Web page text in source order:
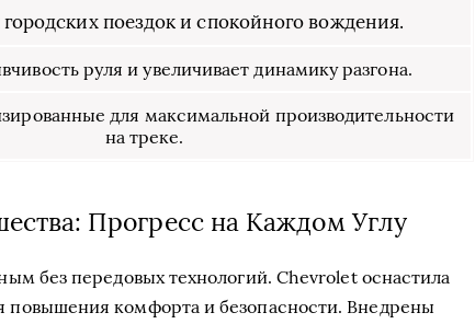
поездок и спокойного вождения.
руля и увеличивает динамику разгона.
для максимальной производительности
на треке.
Прогресс на Каждом Углу
без передовых технологий. Chevrolet оснастила
комфорта и безопасности. Внедрены